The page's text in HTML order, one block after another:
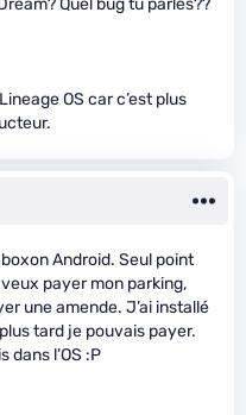
Quel bug tu parles??
OS car c’est plus
Android. Seul point
payer mon parking,
une amende. J’ai installé
tard je pouvais payer.
dans l’OS :P